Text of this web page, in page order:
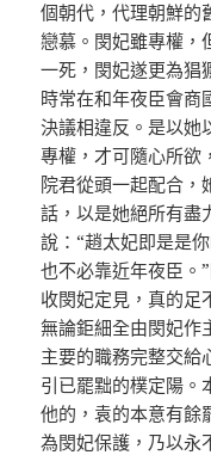
個朝代，代理朝鮮的
戀慕。閔妃雖專權，
一死，閔妃遂更為猖
時常在和年夜臣會商
決議相違反。是以她
專權，才可隨心所欲
院君從頭一起配合，
話，以是她絕所有盡
說：“趙太妃即是是
也不必靠近年夜臣。
收閔妃定見，真的足
無論鉅細全由閔妃作
主要的職務完整交給
引已罷黜的樸定陽。
他的，袁的本意有餘
為閔妃保護，乃以永